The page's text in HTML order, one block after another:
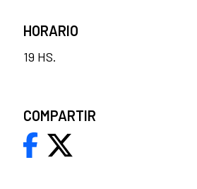
HORARIO
19 HS.
COMPARTIR